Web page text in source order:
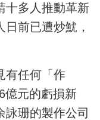
十多人推動革新
前已遭炒魷，
有任何「作
億元的虧損新
詠珊的製作公司